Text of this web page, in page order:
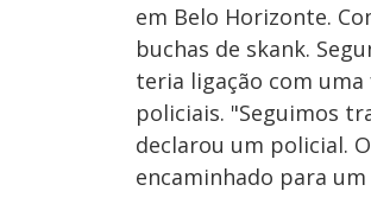
em Belo Horizonte.
buchas de skank.
teria ligação com
policiais. "Seguimos
declarou um policial.
encaminhado para